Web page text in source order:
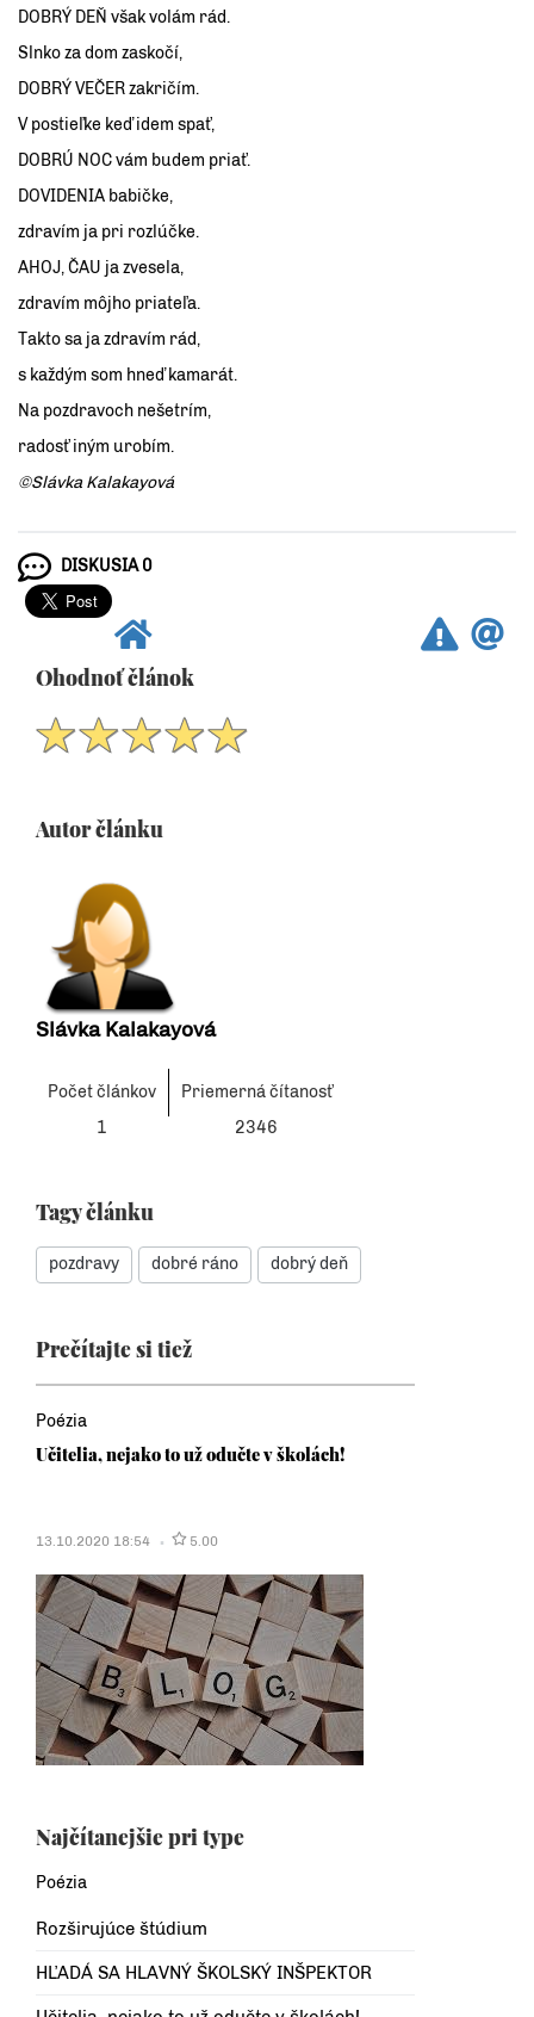
DOBRÝ DEŇ však volám rád.
Slnko za dom zaskočí,
DOBRÝ VEČER zakričím.
V postieľke keď idem spať,
DOBRÚ NOC vám budem priať.
DOVIDENIA babičke,
zdravím ja pri rozlúčke.
AHOJ, ČAU ja zvesela,
zdravím môjho priateľa.
Takto sa ja zdravím rád,
s každým som hneď kamarát.
Na pozdravoch nešetrím,
radosť iným urobím.
©Slávka Kalakayová
DISKUSIA 0
Ohodnoť článok
Autor článku
Slávka Kalakayová
Počet článkov
Priemerná čítanosť
1
2346
Tagy článku
pozdravy dobré ráno dobrý deň
Prečítajte si tiež
Poézia
Učitelia, nejako to už odučte v školách!
13.10.2020 18:54 5.00
Najčítanejšie pri type
Poézia
Rozširujúce štúdium
HĽADÁ SA HLAVNÝ ŠKOLSKÝ INŠPEKTOR